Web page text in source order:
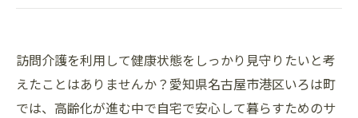
訪問介護を利用して健康状態をしっかり見守りたいと考
えたことはありませんか？愛知県名古屋市港区いろは町
では、高齢化が進む中で自宅で安心して暮らすためのサ